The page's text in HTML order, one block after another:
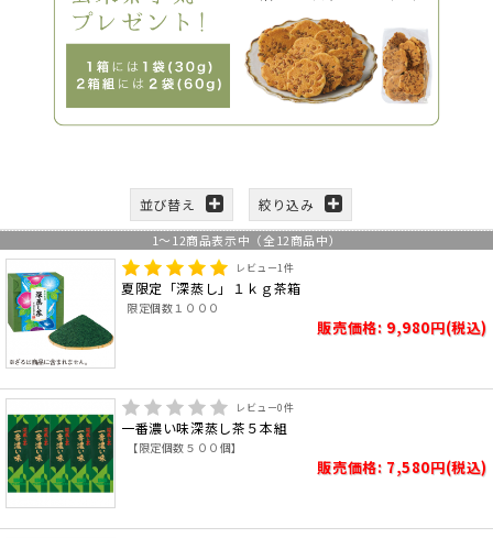
並び替え 絞り込み
1～ 12商品表示中（全 12商品中）
レビュー1件
夏限定「深蒸し」１ｋｇ茶箱
限定個数１０００
販売価格: 9,980円(税込)
レビュー0件
一番濃い味深蒸し茶５本組
【限定個数５００個】
販売価格: 7,580円(税込)